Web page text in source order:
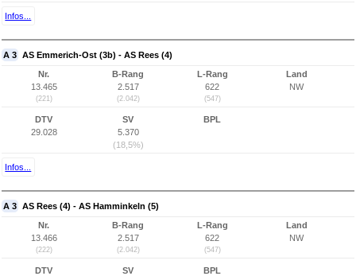
Infos...
A 3 AS Emmerich-Ost (3b) - AS Rees (4)
Nr.
13.465
(221)
B-Rang
2.517
(2.042)
L-Rang
622
(547)
Land
NW
DTV
29.028
SV
5.370
(18,5%)
BPL
Infos...
A 3 AS Rees (4) - AS Hamminkeln (5)
Nr.
13.466
(222)
B-Rang
2.517
(2.042)
L-Rang
622
(547)
Land
NW
DTV
SV
BPL